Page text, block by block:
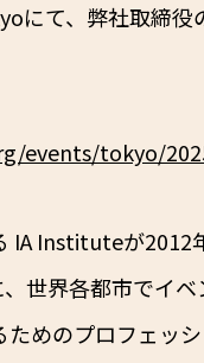
にて、弊社取締役
events/tokyo/
IA Instituteが2012
世界各都市でイ
めのプロフェッ